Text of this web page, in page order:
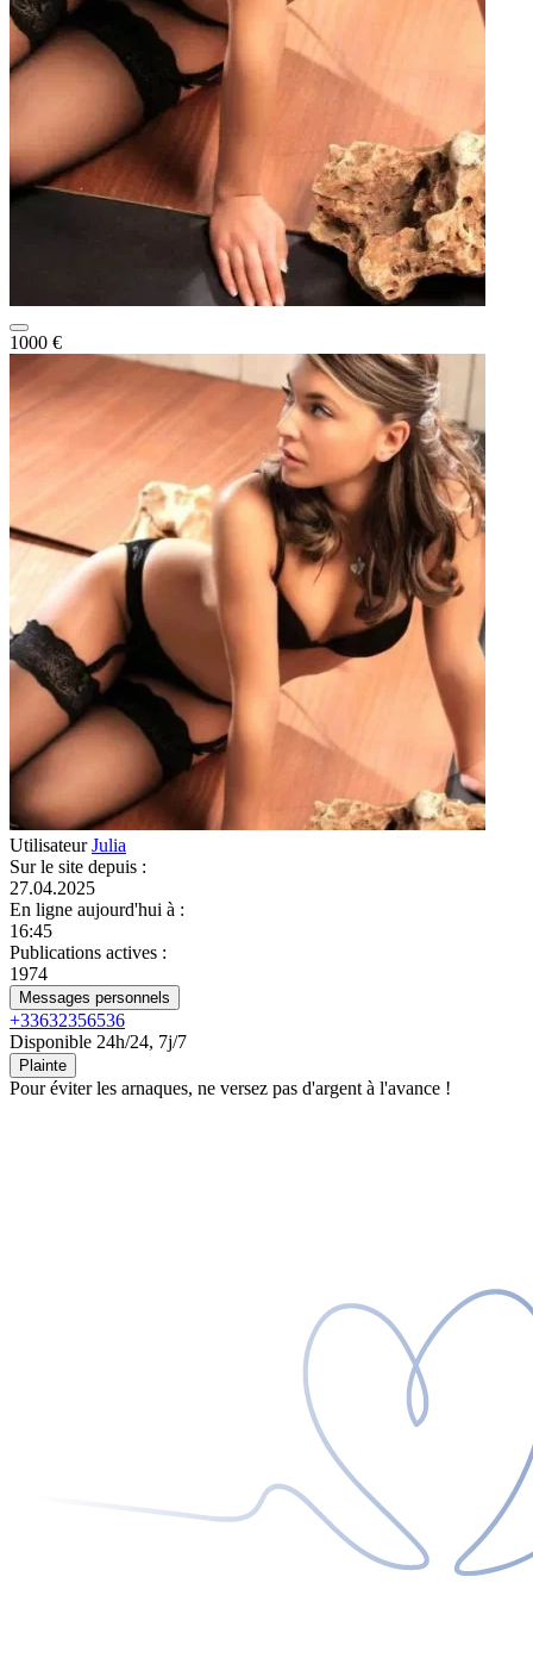
1000 €
UtilisateurJulia
Sur le site depuis :
27.04.2025
En ligne aujourd'hui à :
16:45
Publications actives :
1974
Messages personnels
+33632356536
Disponible 24h/24, 7j/7
Plainte
Pour éviter les arnaques, ne versez pas d'argent à l'avance !